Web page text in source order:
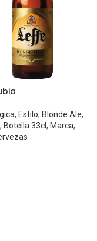
, Estilo, Blonde Ale,
, Botella 33cl, Marca,